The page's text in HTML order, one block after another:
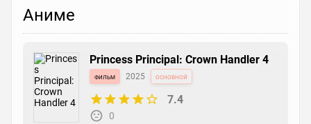
Аниме
Princess Principal: Crown Handler 4
фильм 2025 основной
7.4
0